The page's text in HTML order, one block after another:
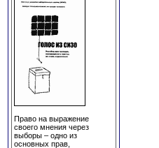
Право на выражение
своего мнения через
выборы – одно из
основных прав,